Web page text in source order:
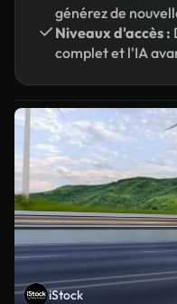
générez de
Niveaux d'accès :
complet et l'IA
iStock